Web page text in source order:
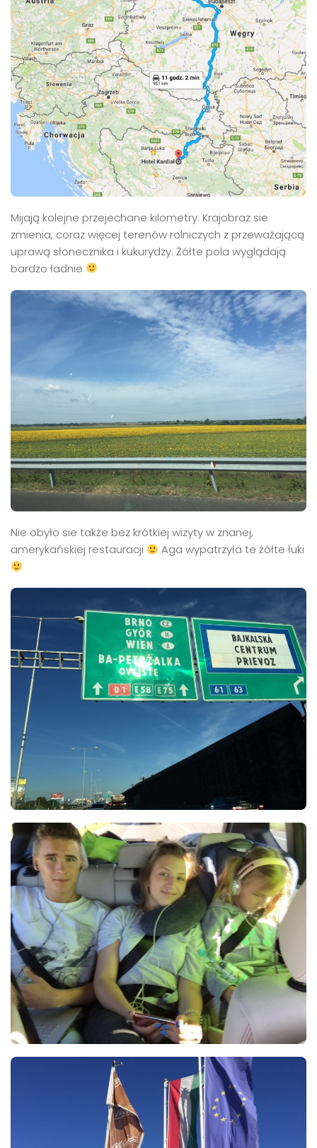
Mijają kolejne przejechane kilometry. Krajobraz sie
zmienia, coraz więcej terenów rolniczych z przeważającą
uprawą słonecznika i kukurydzy. Żółte pola wyglądają
bardzo ładnie
Nie obyło sie także bez krótkiej wizyty w znanej,
amerykańskiej restauracji
Aga wypatrzyła te żółte łuki